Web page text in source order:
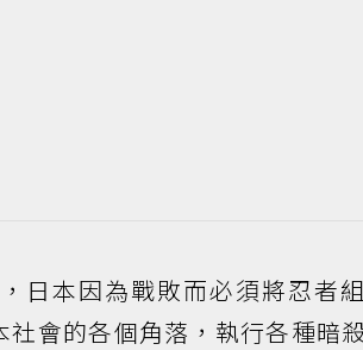
日本因為戰敗而必須將忍者
會的各個角落，執行各種暗